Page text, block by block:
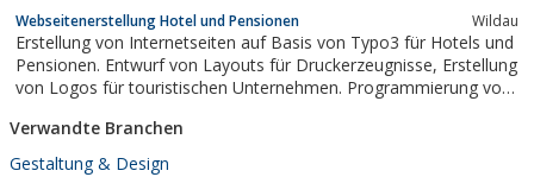
Webseitenerstellung Hotel und Pensionen Wildau
Erstellung von Internetseiten auf Basis von Typo3 für Hotels und
Pensionen. Entwurf von Layouts für Druckerzeugnisse, Erstellung
von Logos für touristischen Unternehmen. Programmierung von
Verwandte Branchen
Gestaltung & Design